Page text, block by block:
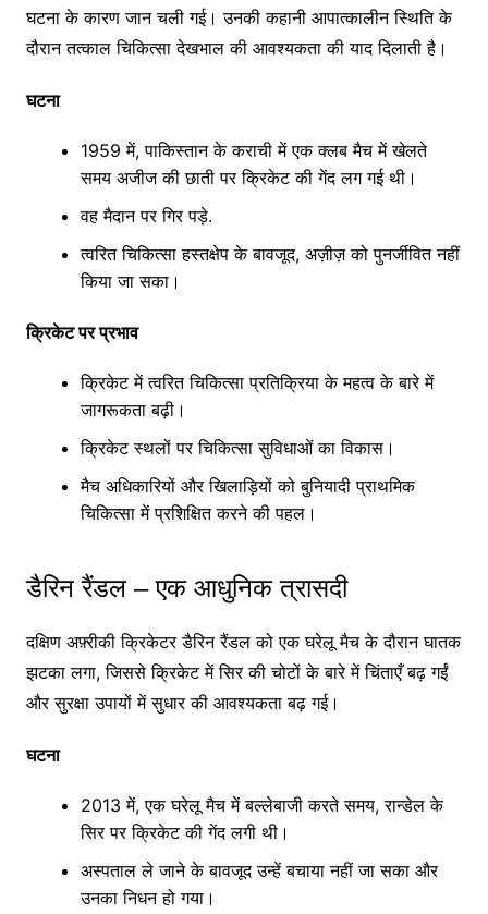
घटना के कारण जान चली गई। उनकी कहानी आपात्कालीन स्थिति के
दौरान तत्काल चिकित्सा देखभाल की आवश्यकता की याद दिलाती है।
घटना
1959 में, पाकिस्तान के कराची में एक क्लब मैच में खेलते
समय अजीज की छाती पर क्रिकेट की गेंद लग गई थी।
वह मैदान पर गिर पड़े.
त्वरित चिकित्सा हस्तक्षेप के बावजूद, अज़ीज़ को पुनर्जीवित नहीं
किया जा सका।
क्रिकेट पर प्रभाव
क्रिकेट में त्वरित चिकित्सा प्रतिक्रिया के महत्व के बारे में
जागरूकता बढ़ी।
क्रिकेट स्थलों पर चिकित्सा सुविधाओं का विकास।
मैच अधिकारियों और खिलाड़ियों को बुनियादी प्राथमिक
चिकित्सा में प्रशिक्षित करने की पहल।
डैरिन रैंडल – एक आधुनिक त्रासदी
दक्षिण अफ़्रीकी क्रिकेटर डैरिन रैंडल को एक घरेलू मैच के दौरान घातक
झटका लगा, जिससे क्रिकेट में सिर की चोटों के बारे में चिंताएँ बढ़ गईं
और सुरक्षा उपायों में सुधार की आवश्यकता बढ़ गई।
घटना
2013 में, एक घरेलू मैच में बल्लेबाजी करते समय, रान्डेल के
सिर पर क्रिकेट की गेंद लगी थी।
अस्पताल ले जाने के बावजूद उन्हें बचाया नहीं जा सका और
उनका निधन हो गया।